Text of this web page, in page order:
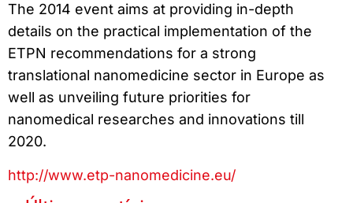
The 2014 event aims at providing in-depth
details on the practical implementation of the
ETPN recommendations for a strong
translational nanomedicine sector in Europe as
well as unveiling future priorities for
nanomedical researches and innovations till
2020.
http://www.etp-nanomedicine.eu/